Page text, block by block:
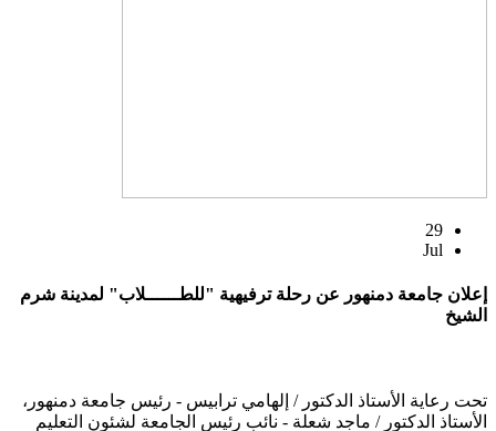
29
Jul
إعلان جامعة دمنهور عن رحلة ترفيهية "للطــــــلاب" لمدينة شرم
الشيخ
تحت رعاية الأستاذ الدكتور / إلهامي ترابيس - رئيس جامعة دمنهور،
الأستاذ الدكتور / ماجد شعلة - نائب رئيس الجامعة لشئون التعليم